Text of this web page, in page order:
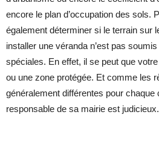
encore le plan d’occupation des sols.
également déterminer si le terrain sur
installer une véranda n’est pas
spéciales. En effet, il se peut que
ou une zone protégée. Et comme les
généralement différentes pour
responsable de sa mairie est judicieux.